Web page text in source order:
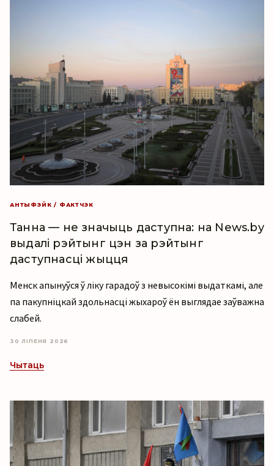
АНТЫФЭЙК / ФАКТЧЭК
Танна — не значыць даступна: на News.by
выдалі рэйтынг цэн за рэйтынг
даступнасці жыцця
Менск апынуўся ў ліку гарадоў з невысокімі выдаткамі, але
па пакупніцкай здольнасці жыхароў ён выглядае заўважна
слабей.
30 ЛІПЕНЯ 2026
Чытаць